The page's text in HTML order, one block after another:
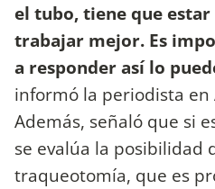
el tubo, tiene que
trabajar mejor. Es
a responder así lo
informó la periodista en
Además, señaló que si
se evalúa la posibilidad
traqueotomía, que es